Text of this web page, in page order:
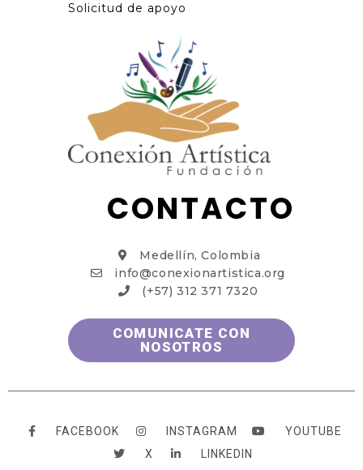
Solicitud de apoyo
CONTACTO
Medellín, Colombia
info@conexionartistica.org
(+57) 312 371 7320
COMUNICATE CON
NOSOTROS
FACEBOOK INSTAGRAM
YOUTUBE
X
LINKEDIN